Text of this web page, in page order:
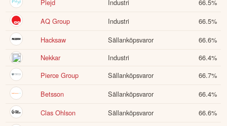
Plejd Industri 66.5%
AQ Group
Industri 66.5%
Hacksaw
Sällanköpsvaror 66.6%
Nekkar
Industri 66.4%
Pierce Group
Sällanköpsvaror 66.7%
Betsson
Sällanköpsvaror 66.4%
Clas Ohlson
Sällanköpsvaror 66.6%